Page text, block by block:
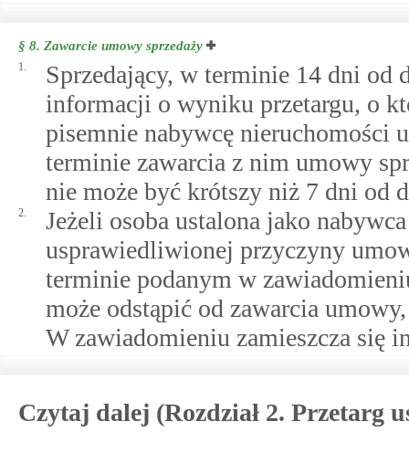
§ 8. Zawarcie umowy sprzedaży
1.
Sprzedający, w terminie 14 dni od
informacji o wyniku przetargu, o
pisemnie nabywcę nieruchomości
terminie zawarcia z nim umowy
nie może być krótszy niż 7 dni od
2.
Jeżeli osoba ustalona jako
usprawiedliwionej przyczyny
terminie podanym w
może odstąpić od zawarcia
W zawiadomieniu zamieszcza się
Czytaj dalej (Rozdział 2. Przetarg